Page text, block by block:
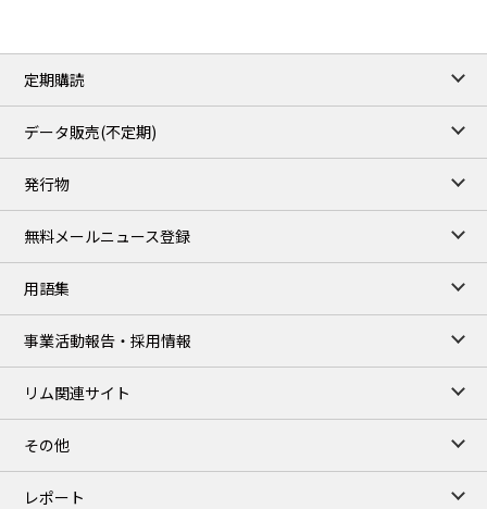
定期購読
データ販売(不定期)
発行物
無料メールニュース登録
用語集
事業活動報告・採用情報
リム関連サイト
その他
レポート